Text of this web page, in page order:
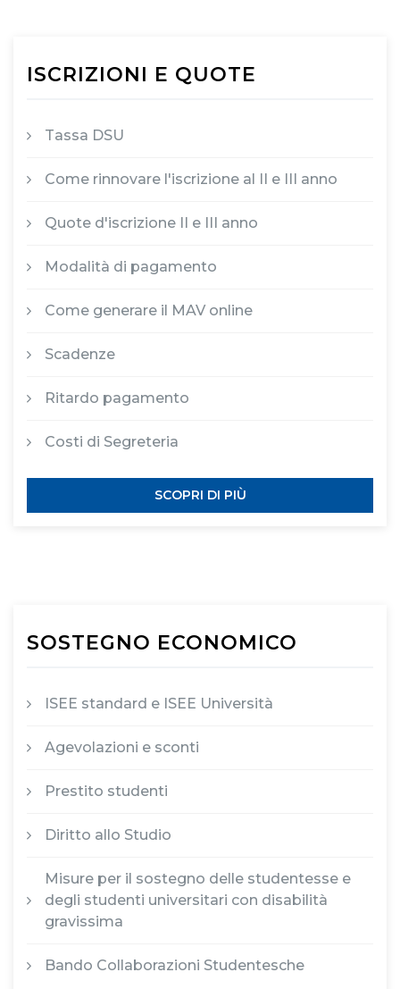
ISCRIZIONI E QUOTE
Tassa DSU
Come rinnovare l'iscrizione al II e III anno
Quote d'iscrizione II e III anno
Modalità di pagamento
Come generare il MAV online
Scadenze
Ritardo pagamento
Costi di Segreteria
SCOPRI DI PIÙ
SOSTEGNO ECONOMICO
ISEE standard e ISEE Università
Agevolazioni e sconti
Prestito studenti
Diritto allo Studio
Misure per il sostegno delle studentesse e
degli studenti universitari con disabilità
gravissima
Bando Collaborazioni Studentesche